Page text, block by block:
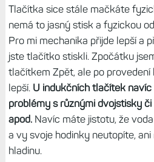
Tlačítka sice stále mačkáte
nemá to jasný stisk a fyzickou
Pro mi mechanika přijde lepší a
jste tlačítko stiskli. Zpočátku
tlačítkem Zpět, ale po provedení
lepší. U indukčních tlačítek navíc
problémy s různými dvojstisky
apod.Navíc máte jistotu, že
a vy svoje hodinky neutopíte,
hladinu.